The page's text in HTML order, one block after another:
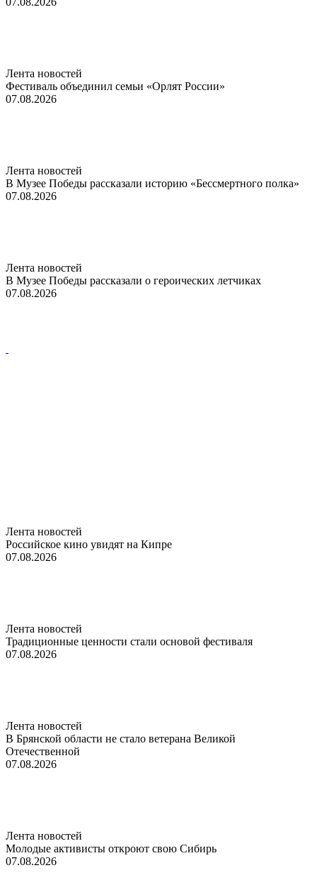
Лента новостей
Фестиваль объединил семьи «Орлят России»
07.08.2026
Лента новостей
В Музее Победы рассказали историю «Бессмертного полка»
07.08.2026
Лента новостей
В Музее Победы рассказали о героических летчиках
07.08.2026
Лента новостей
Российское кино увидят на Кипре
07.08.2026
Лента новостей
Традиционные ценности стали основой фестиваля
07.08.2026
Лента новостей
В Брянской области не стало ветерана Великой
Отечественной
07.08.2026
Лента новостей
Молодые активисты откроют свою Сибирь
07.08.2026